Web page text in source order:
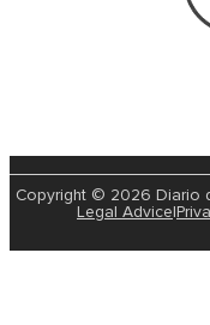
Copyright © 2026 Diario
Legal Advice